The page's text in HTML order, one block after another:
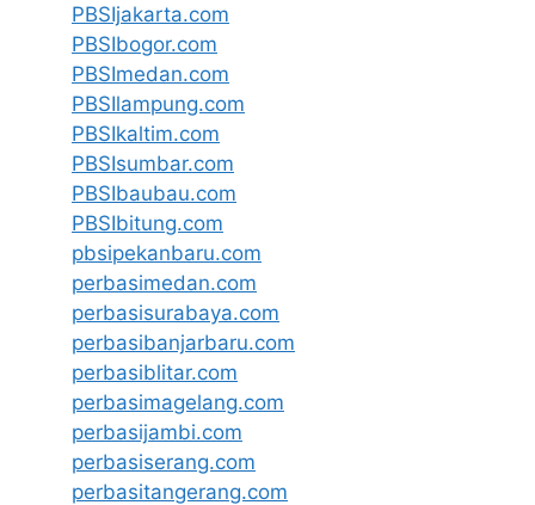
PBSIjakarta.com
PBSIbogor.com
PBSImedan.com
PBSIlampung.com
PBSIkaltim.com
PBSIsumbar.com
PBSIbaubau.com
PBSIbitung.com
pbsipekanbaru.com
perbasimedan.com
perbasisurabaya.com
perbasibanjarbaru.com
perbasiblitar.com
perbasimagelang.com
perbasijambi.com
perbasiserang.com
perbasitangerang.com